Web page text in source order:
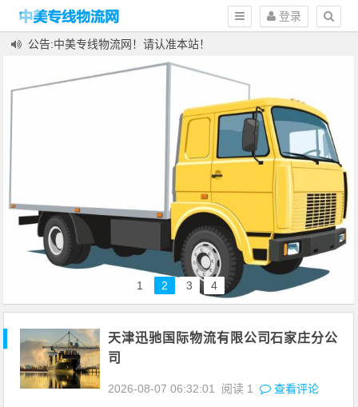
登录
公告:中美专线物流网！请认准本站！
欢迎您来到中美专线物流网
1 2 3 4
天津迅驰国际物流有限公司石家庄分公
司
2026-08-07 06:32:01 阅读 1 查看评论